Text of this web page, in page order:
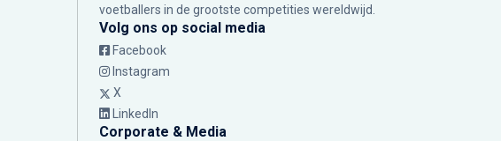
voetballers in de grootste competities wereldwijd.
Volg ons op social media
Facebook
Instagram
X
LinkedIn
Corporate & Media